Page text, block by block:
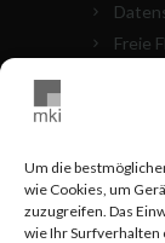
Um die
wie Cookies, um
zuzugreifen. Das
wie Ihr Surfverhalten
Freie
MKI